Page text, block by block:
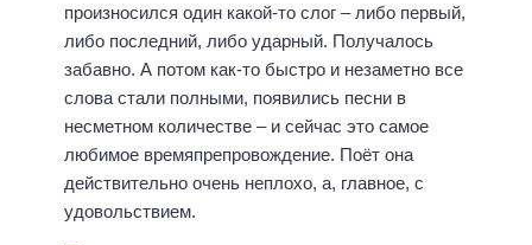
произносился один какой-то слог – либо первый,
либо последний, либо ударный. Получалось
забавно. А потом как-то быстро и незаметно все
слова стали полными, появились песни в
несметном количестве – и сейчас это самое
любимое времяпрепровождение. Поёт она
действительно очень неплохо, а, главное, с
удовольствием.